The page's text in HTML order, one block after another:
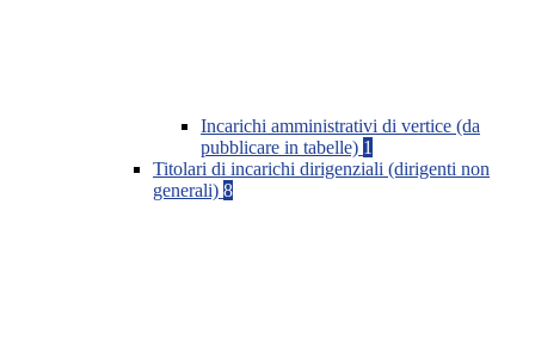
Incarichi amministrativi di vertice (da
pubblicare in tabelle) 1
Titolari di incarichi dirigenziali (dirigenti non
generali) 8